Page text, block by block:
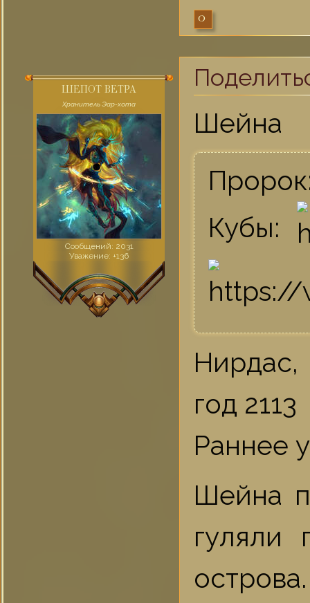
0
ШЕПОТ ВЕТРА
Хранитель Эар-хота
Сообщений: 2031
Уважение: +136
Шейна
Кубы:
Нирдас,
год 2113
Раннее
Шейна
гуляли